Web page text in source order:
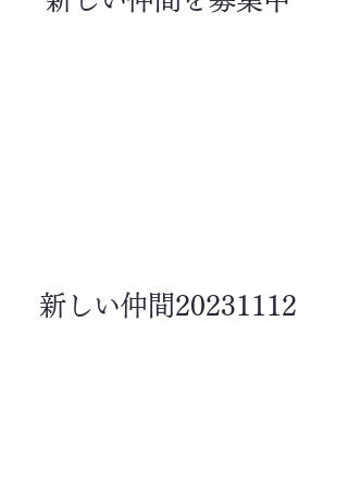
新しい仲間20231112